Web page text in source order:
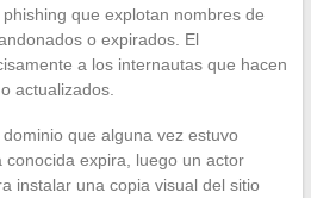
que explotan nombres de
o expirados. El
a los internautas que hacen
actualizados.
que alguna vez estuvo
expira, luego un actor
instalar una copia visual del sitio